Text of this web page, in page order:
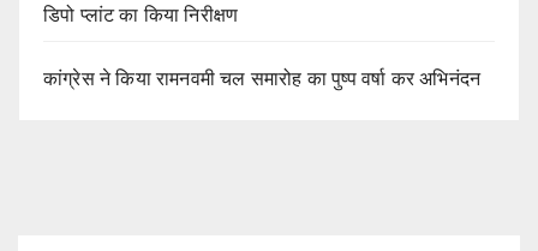
डिपो प्लांट का किया निरीक्षण
कांग्रेस ने किया रामनवमी चल समारोह का पुष्प वर्षा कर अभिनंदन